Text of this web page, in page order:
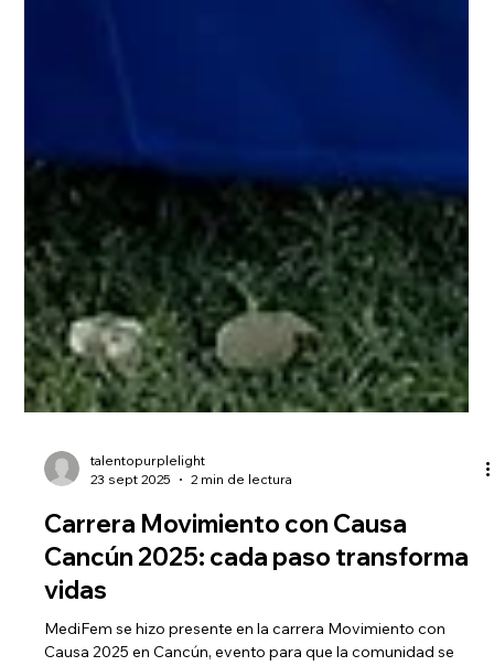
talentopurplelight
23 sept 2025
2 min de lectura
Carrera Movimiento con Causa
vidas